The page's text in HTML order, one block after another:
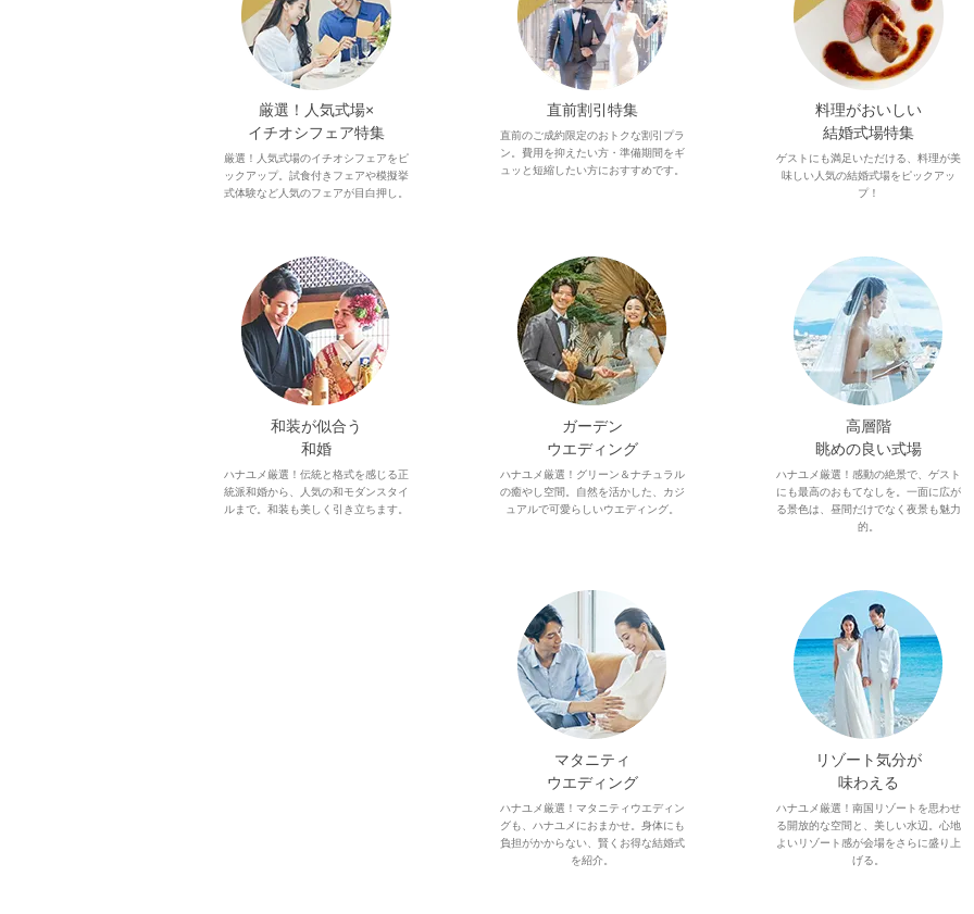
厳選！人気式場×
イチオシフェア特集
厳選！人気式場のイチオシフェアをピ
ックアップ。試食付きフェアや模擬挙
式体験など人気のフェアが目白押し。
直前割引特集
直前のご成約限定のおトクな割引プラ
ン。費用を抑えたい方・準備期間をギ
ュッと短縮したい方におすすめです。
料理がおいしい
結婚式場特集
ゲストにも満足いただける、料理が美
味しい人気の結婚式場をピックアッ
プ！
和装が似合う
和婚
ハナユメ厳選！伝統と格式を感じる正
統派和婚から、人気の和モダンスタイ
ルまで。和装も美しく引き立ちます。
ガーデン
ウエディング
ハナユメ厳選！グリーン＆ナチュラル
の癒やし空間。自然を活かした、カジ
ュアルで可愛らしいウエディング。
高層階
眺めの良い式場
ハナユメ厳選！感動の絶景で、ゲスト
にも最高のおもてなしを。一面に広が
る景色は、昼間だけでなく夜景も魅力
的。
マタニティ
ウエディング
ハナユメ厳選！マタニティウエディン
グも、ハナユメにおまかせ。身体にも
負担がかからない、賢くお得な結婚式
を紹介。
リゾート気分が
味わえる
ハナユメ厳選！南国リゾートを思わせ
る開放的な空間と、美しい水辺。心地
よいリゾート感が会場をさらに盛り上
げる。